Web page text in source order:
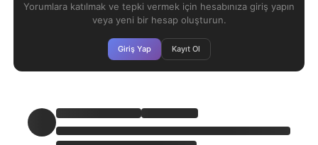
Yorumlara katılmak ve tepki vermek için hesabınıza giriş yapın
veya yeni bir hesap oluşturun.
Giriş Yap Kayıt Ol